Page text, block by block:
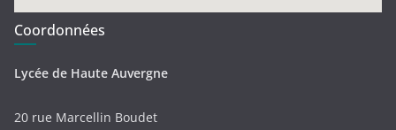
Coordonnées
Lycée de Haute Auvergne
20 rue Marcellin Boudet